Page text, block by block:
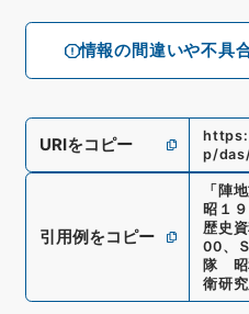
情報の間違いや不具
URIをコピー
p/
引用例をコピー
「 陣
昭１
歴史
00、
隊 昭
衛研